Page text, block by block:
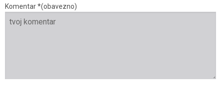
Komentar *(obavezno)